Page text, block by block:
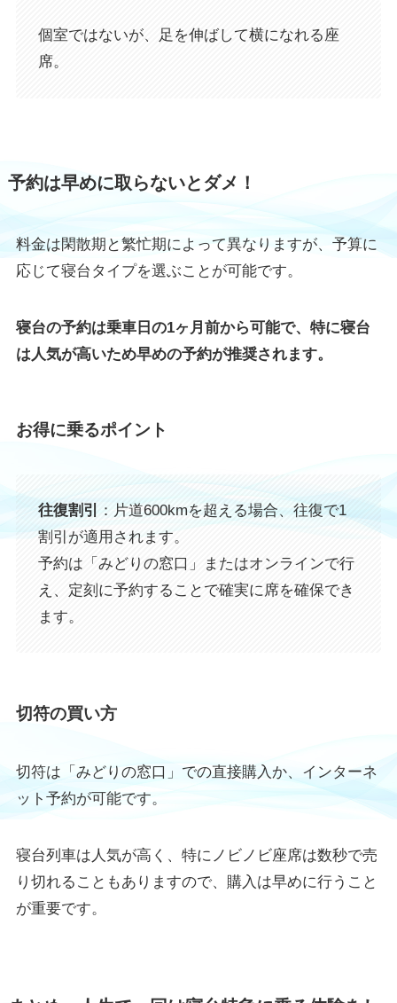
個室ではないが、足を伸ばして横になれる座
席。
予約は早めに取らないとダメ！
料金は閑散期と繁忙期によって異なりますが、予算に
応じて寝台タイプを選ぶことが可能です。
寝台の予約は乗車日の1ヶ月前から可能で、特に寝台
は人気が高いため早めの予約が推奨されます。
お得に乗るポイント
往復割引
：片道600kmを超える場合、往復で1
割引が適用されます。
予約は「みどりの窓口」またはオンラインで行
え、定刻に予約することで確実に席を確保でき
ます。
切符の買い方
切符は「みどりの窓口」での直接購入か、インターネ
ット予約が可能です。
寝台列車は人気が高く、特にノビノビ座席は数秒で売
り切れることもありますので、購入は早めに行うこと
が重要です。